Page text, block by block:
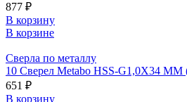
877 ₽
В корзину
В корзине
Сверла по металлу
10 Сверел Metabo HSS-G1,0X34 ММ
651 ₽
В корзину